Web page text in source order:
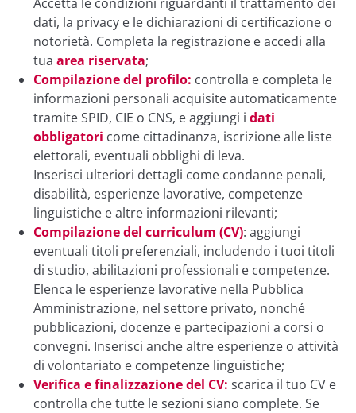
dati, la privacy e le dichiarazioni di certificazione o
notorietà. Completa la registrazione e accedi alla
tua area riservata;
Compilazione del profilo: controlla e completa le
informazioni personali acquisite automaticamente
tramite SPID, CIE o CNS, e aggiungi i dati
obbligatori come cittadinanza, iscrizione alle liste
elettorali, eventuali obblighi di leva.
Inserisci ulteriori dettagli come condanne penali,
disabilità, esperienze lavorative, competenze
linguistiche e altre informazioni rilevanti;
Compilazione del curriculum (CV): aggiungi
eventuali titoli preferenziali, includendo i tuoi titoli
di studio, abilitazioni professionali e competenze.
Elenca le esperienze lavorative nella Pubblica
Amministrazione, nel settore privato, nonché
pubblicazioni, docenze e partecipazioni a corsi o
convegni. Inserisci anche altre esperienze o attività
di volontariato e competenze linguistiche;
Verifica e finalizzazione del CV: scarica il tuo CV e
controlla che tutte le sezioni siano complete. Se